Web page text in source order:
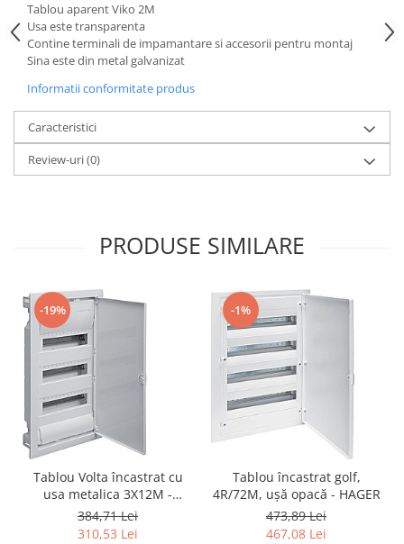
Tablou aparent Viko 2M
Usa este transparenta
Contine terminali de impamantare si accesorii pentru montaj
Sina este din metal galvanizat
Informatii conformitate produs
Caracteristici
Review-uri(0)
PRODUSE SIMILARE
-19%
Tablou Volta încastrat cu
usa metalica 3X12M -
HAGER VU36NE
384,71 Lei
310,53 Lei
-1%
Tablou încastrat golf,
4R/72M, ușă opacă - HAGER
473,89 Lei
467,08 Lei